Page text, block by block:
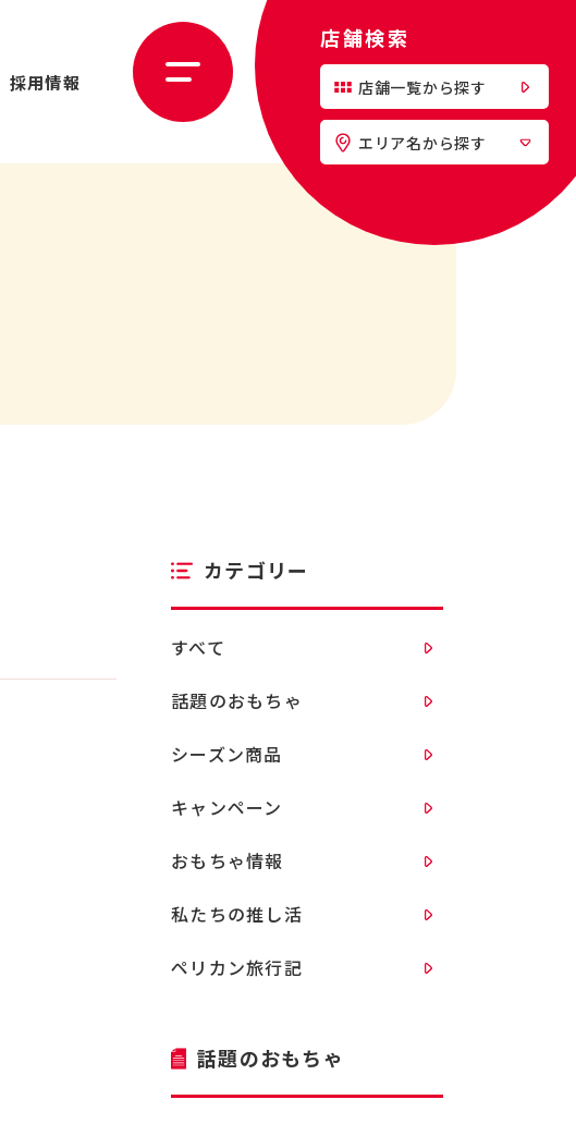
店舗検索
店舗一覧から探す
エリア名から探す
採用情報
カテゴリー
すべて
話題のおもちゃ
シーズン商品
キャンペーン
おもちゃ情報
私たちの推し活
ペリカン旅行記
話題のおもちゃ